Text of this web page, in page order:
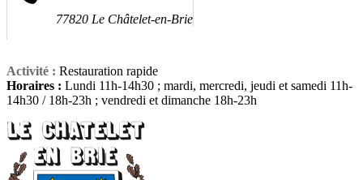
77820 Le Châtelet-en-Brie
Activité : Restauration rapide
Horaires : Lundi 11h-14h30 ; mardi, mercredi, jeudi et samedi 11h-
14h30 / 18h-23h ; vendredi et dimanche 18h-23h